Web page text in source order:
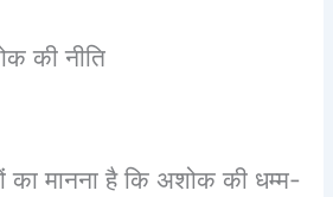
की नीति
का मानना है कि अशोक की धम्म-